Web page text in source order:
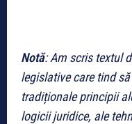
Notă: Am scris textul
legislative care tind să
tradiționale principii
logicii juridice, ale